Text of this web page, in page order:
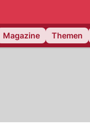
Magazine Themen